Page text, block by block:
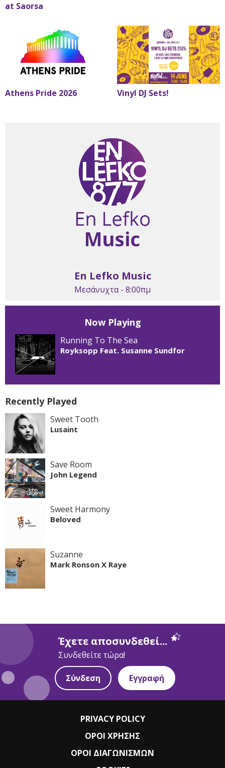
at Saorsa
Athens Pride 2026 Vinyl DJ Sets!
En Lefko Music
Μεσάνυχτα - 8:00πμ
Now Playing
Running To The Sea
Royksopp Feat. Susanne Sundfor
Recently Played
Sweet Tooth
Lusaint
Save Room
John Legend
Sweet Harmony
Beloved
Suzanne
Mark Ronson X Raye
Έχετε αποσυνδεθεί...
Συνδεθείτε τώρα!
Σύνδεση Εγγραφή
PRIVACY POLICY
ΟΡΟΙ ΧΡΗΣΗΣ
ΟΡΟΙ ΔΙΑΓΩΝΙΣΜΩΝ